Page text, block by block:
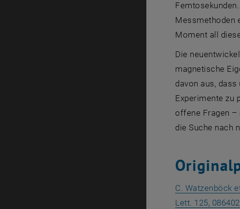
Messmethoden
Moment all
Die
magnetische
davon aus,
Experimente zu
offene Fragen –
die Suche nach
C. Watzenböck
Lett. 125,